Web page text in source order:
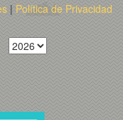
| Política de Privacidad